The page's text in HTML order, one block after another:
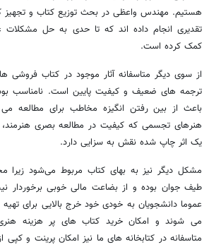
هستیم. مهندس واعظی در بحث توزیع کتاب و تجهیز
تقدیری انجام داده اند که تا حدی به حل
کمک کرده است.
از سوی دیگر متاسفانه آثار موجود در کتاب فروشی
ترجمه های ضعیف و کیفیت پایین است. نامناسب
باعث از بین رفتن انگیزه مخاطب برای
هنرهای تجسمی که کیفیت در مطالعه بصری هنرمند،
یک اثر چاپ شده نقش به سزایی دارد.
مشکل دیگر نیز به بهای کتاب مربوط می‌شود زیرا
طیف جوان بوده و از بضاعت مالی خوبی برخوردار
عموما دانشجویان به خودی خود خرج بالایی برای
می شوند و امکان خرید کتاب های پر هزینه
متاسفانه در کتابخانه های ما نیز امکان پرینت و